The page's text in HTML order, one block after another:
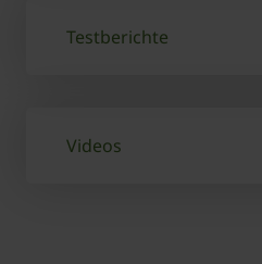
Testberichte
Videos